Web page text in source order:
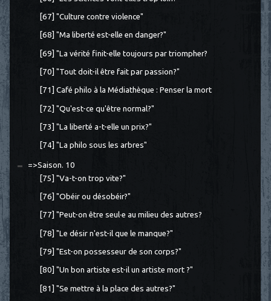
[67] "Culture contre violence"
[68] "Ma liberté est-elle en danger?"
[69] "La vérité finit-elle toujours par triompher?
[70] "Tout doit-il être fait par passion?"
[71] Café philo à la Médiathèque : Penser la mort
[72] "Qu'est-ce qu'être normal?"
[73] "La liberté a-t-elle un prix?"
[74] "La philo sous les arbres"
=>Saison. 10
[75] "Va-t-on trop vite?"
[76] "Obéir ou désobéir?"
[77] "Peut-on être seul·e au milieu des autres?
[78] "Le désir n'est-il que le manque?"
[79] "Est-on possesseur de son corps?"
[80] "Un bon artiste est-il un artiste mort ?"
[81] "Se mettre à la place des autres?"